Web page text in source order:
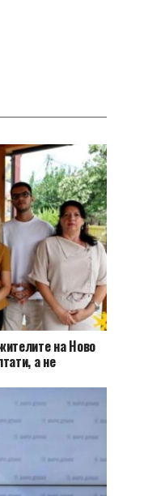
на Ново
а не